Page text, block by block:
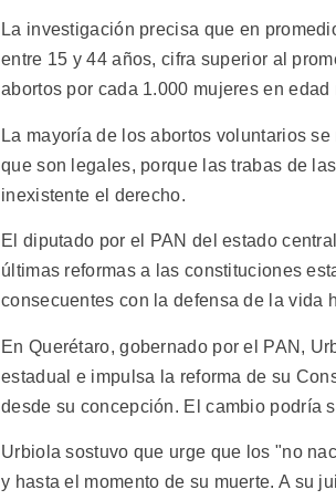
La investigación precisa que en
entre 15 y 44 años, cifra superior al
abortos por cada 1.000 mujeres en edad
La mayoría de los abortos voluntarios
que son legales, porque las trabas de
inexistente el derecho.
El diputado por el PAN del estado
últimas reformas a las constituciones
consecuentes con la defensa de la vida
En Querétaro, gobernado por el PAN,
estadual e impulsa la reforma de su
desde su concepción. El cambio podría
Urbiola sostuvo que urge que los "no
y hasta el momento de su muerte. A su